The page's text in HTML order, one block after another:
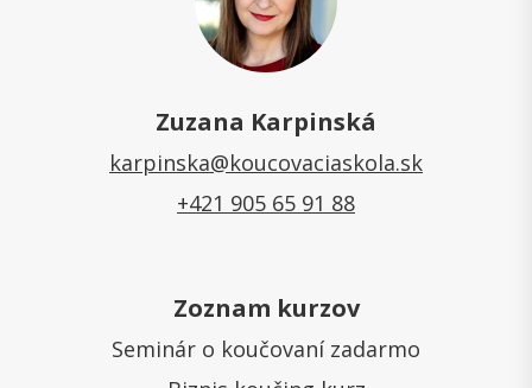
Zuzana Karpinská
karpinska@koucovaciaskola.sk
+421 905 65 91 88
Zoznam kurzov
Seminár o koučovaní zadarmo